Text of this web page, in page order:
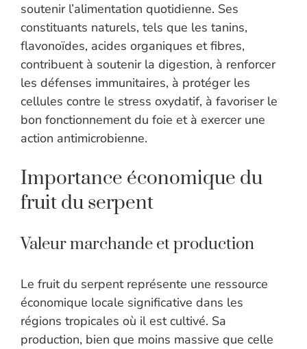
soutenir l’alimentation quotidienne. Ses
constituants naturels, tels que les tanins,
flavonoïdes, acides organiques et fibres,
contribuent à soutenir la digestion, à renforcer
les défenses immunitaires, à protéger les
cellules contre le stress oxydatif, à favoriser le
bon fonctionnement du foie et à exercer une
action antimicrobienne.
Importance économique du
fruit du serpent
Valeur marchande et production
Le fruit du serpent représente une ressource
économique locale significative dans les
régions tropicales où il est cultivé. Sa
production, bien que moins massive que celle